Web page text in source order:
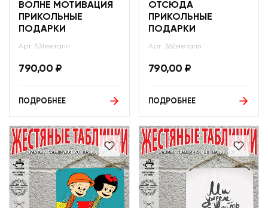
ВОЛНЕ МОТИВАЦИЯ
ПРИКОЛЬНЫЕ
ПОДАРКИ
Арт: 531металл
790,00 ₽
ПОДРОБНЕЕ
ОТСЮДА
ПРИКОЛЬНЫЕ
ПОДАРКИ
Арт: 362металл
790,00 ₽
ПОДРОБНЕЕ